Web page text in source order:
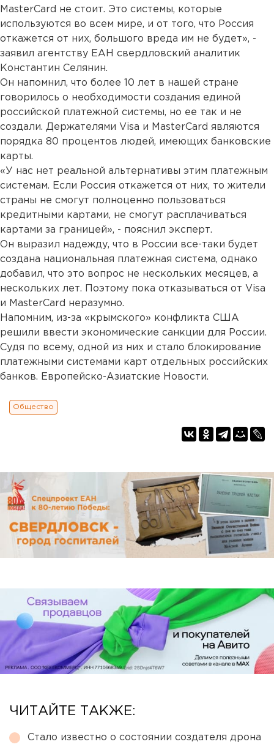
MasterСard не стоит. Это системы, которые
используются во всем мире, и от того, что Россия
откажется от них, большого вреда им не будет», -
заявил агентству ЕАН свердловский аналитик
Константин Селянин.
Он напомнил, что более 10 лет в нашей стране
говорилось о необходимости создания единой
российской платежной системы, но ее так и не
создали. Держателями Visa и MasterСard являются
порядка 80 процентов людей, имеющих банковские
карты.
«У нас нет реальной альтернативы этим платежным
системам. Если Россия откажется от них, то жители
страны не смогут полноценно пользоваться
кредитными картами, не смогут расплачиваться
картами за границей», - пояснил эксперт.
Он выразил надежду, что в России все-таки будет
создана национальная платежная система, однако
добавил, что это вопрос не нескольких месяцев, а
нескольких лет. Поэтому пока отказываться от Visa
и MasterСard неразумно.
Напомним, из-за «крымского» конфликта США
решили ввести экономические санкции для России.
Судя по всему, одной из них и стало блокирование
платежными системами карт отдельных российских
банков. Европейско-Азиатские Новости.
Общество
ЧИТАЙТЕ ТАКЖЕ:
Стало известно о состоянии создателя дрона